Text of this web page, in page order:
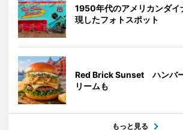
1950年代のアメリカンダイ
現したフォトスポット
Red Brick Sunset ハンバ
リームも
もっと見る